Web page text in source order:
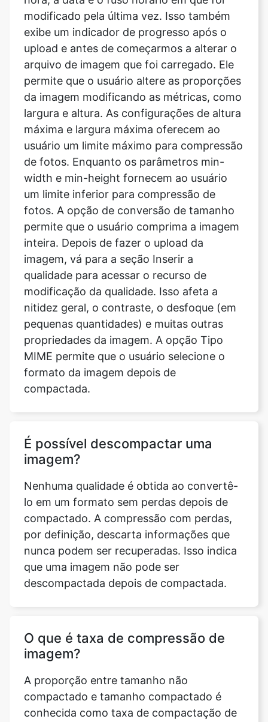
arquivo de imagem que foi carregado. Ele
permite que o usuário altere as proporções
da imagem modificando as métricas, como
largura e altura. As configurações de altura
máxima e largura máxima oferecem ao
usuário um limite máximo para compressão
de fotos. Enquanto os parâmetros min-
width e min-height fornecem ao usuário
um limite inferior para compressão de
fotos. A opção de conversão de tamanho
permite que o usuário comprima a imagem
inteira. Depois de fazer o upload da
imagem, vá para a seção Inserir a
qualidade para acessar o recurso de
modificação da qualidade. Isso afeta a
nitidez geral, o contraste, o desfoque (em
pequenas quantidades) e muitas outras
propriedades da imagem. A opção Tipo
MIME permite que o usuário selecione o
formato da imagem depois de
compactada.
É possível descompactar uma
Nenhuma qualidade é obtida ao convertê-
lo em um formato sem perdas depois de
por definição, descarta informações que
nunca podem ser recuperadas. Isso indica
que uma imagem não pode ser
descompactada depois de compactada.
O que é taxa de compressão de
A proporção entre tamanho não
compactado e tamanho compactado é
dados. Por exemplo, uma representação
que diminui o espaço de armazenamento
de um arquivo de 100 mB para 50 mB tem